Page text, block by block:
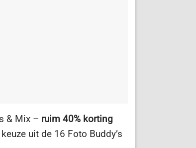
& Mix – ruim 40% korting
uit de 16 Foto Buddy’s